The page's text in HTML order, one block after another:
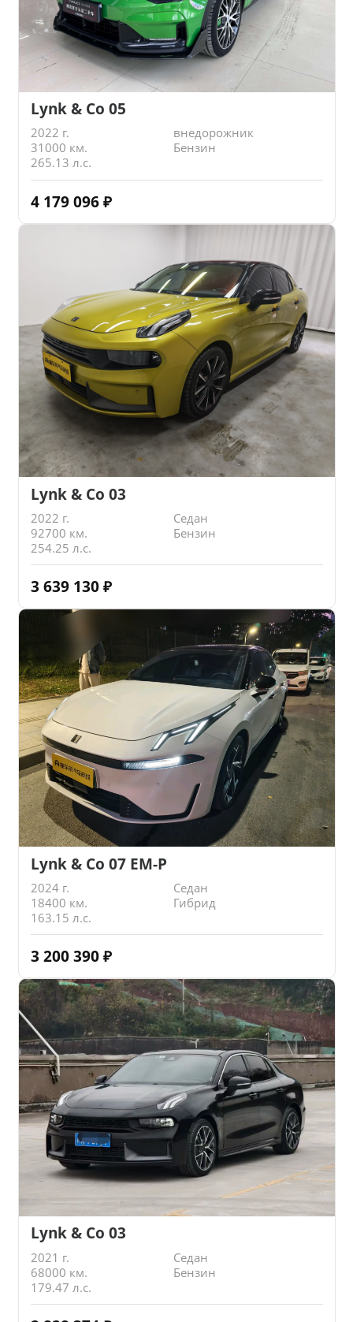
Lynk & Co 05
2022 г.
внедорожник
31000 км.
Бензин
265.13 л.с.
4 179 096 ₽
Lynk & Co 03
2022 г.
Седан
92700 км.
Бензин
254.25 л.с.
3 639 130 ₽
Lynk & Co 07 EM-P
2024 г.
Седан
18400 км.
Гибрид
163.15 л.с.
3 200 390 ₽
Lynk & Co 03
2021 г.
Седан
68000 км.
Бензин
179.47 л.с.